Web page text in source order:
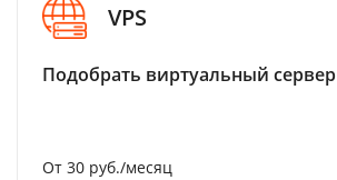
VPS
Подобрать виртуальный сервер
От 30 руб./месяц